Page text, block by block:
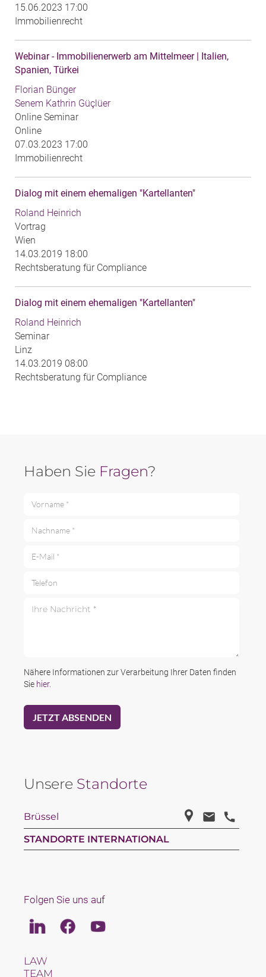
15.06.2023 17:00
Immobilienrecht
Webinar - Immobilienerwerb am Mittelmeer | Italien,
Spanien, Türkei
Florian Bünger
Senem Kathrin Güçlüer
Online Seminar
Online
07.03.2023 17:00
Immobilienrecht
Dialog mit einem ehemaligen "Kartellanten"
Roland Heinrich
Vortrag
Wien
14.03.2019 18:00
Rechtsberatung für Compliance
Dialog mit einem ehemaligen "Kartellanten"
Roland Heinrich
Seminar
Linz
14.03.2019 08:00
Rechtsberatung für Compliance
Haben Sie Fragen?
Nähere Informationen zur Verarbeitung Ihrer Daten finden
Sie hier.
Unsere Standorte
Brüssel
STANDORTE INTERNATIONAL
Folgen Sie uns auf
LinkedinFacebookYoutube
LAW
TEAM